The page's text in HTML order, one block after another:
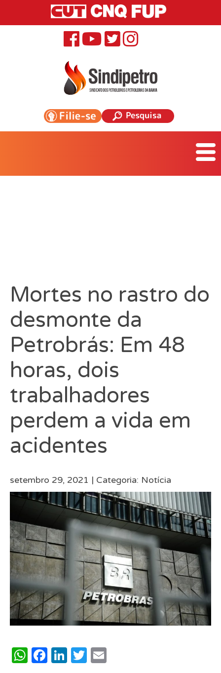
Mortes no rastro do
desmonte da
Petrobrás: Em 48
horas, dois
trabalhadores
perdem a vida em
acidentes
setembro 29, 2021 | Categoria: Notícia
WhatsApp
Facebook
LinkedIn
Twitter